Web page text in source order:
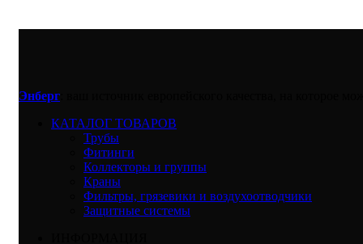
Энберг
КАТАЛОГ ТОВАРОВ
Трубы
Фитинги
Коллекторы и группы
Краны
Фильтры, грязевики и воздухоотводчики
Защитные системы